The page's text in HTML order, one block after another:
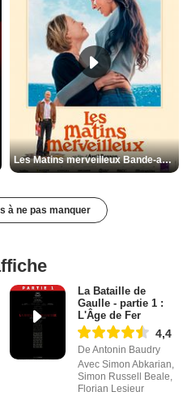
Les Matins merveilleux Bande-annonce VF
à ne pas manquer
La Bataille de
Gaulle - partie 1 :
L'Âge de Fer
4,4
De Antonin Baudry
Avec Simon Abkarian,
Simon Russell Beale,
Florian Lesieur